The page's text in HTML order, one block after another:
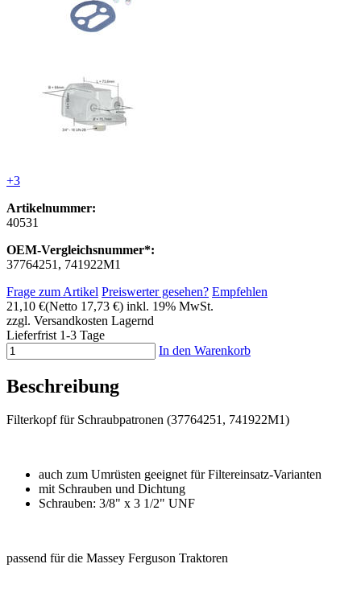
+3
Artikelnummer:
40531
OEM-Vergleichsnummer*:
37764251, 741922M1
Frage zum Artikel Preiswerter gesehen? Empfehlen
21,10 €(Netto 17,73 €) inkl. 19% MwSt.
zzgl. Versandkosten Lagernd
Lieferfrist 1-3 Tage
In den Warenkorb
Beschreibung
Filterkopf für Schraubpatronen (37764251, 741922M1)
auch zum Umrüsten geeignet für Filtereinsatz-Varianten
mit Schrauben und Dichtung
Schrauben: 3/8" x 3 1/2" UNF
passend für die Massey Ferguson Traktoren